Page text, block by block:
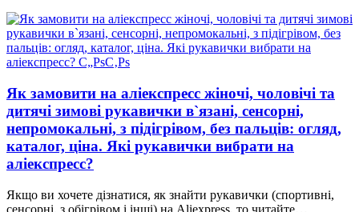
Як замовити на аліекспресс жіночі, чоловічі та
дитячі зимові рукавички в`язані, сенсорні,
непромокальні, з підігрівом, без пальців: огляд,
каталог, ціна. Які рукавички вибрати на
аліекспресс?
Якщо ви хочете дізнатися, як знайти рукавички (спортивні,
сенсорні, з обігрівом і інші) на Aliexpress, то читайте…